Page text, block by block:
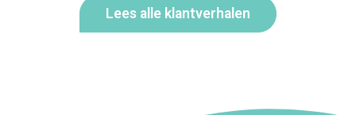
Lees alle klantverhalen